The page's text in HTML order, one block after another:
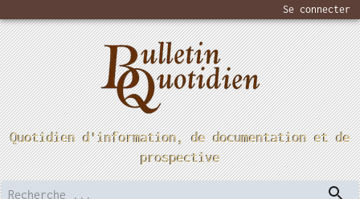
Se connecter
Quotidien d'information, de documentation et de
prospective